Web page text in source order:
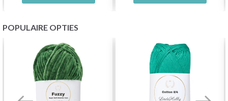
POPULAIRE OPTIES